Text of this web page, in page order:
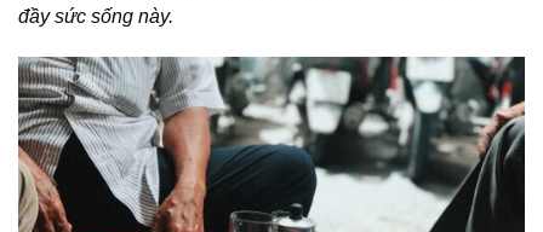
đầy sức sống này.